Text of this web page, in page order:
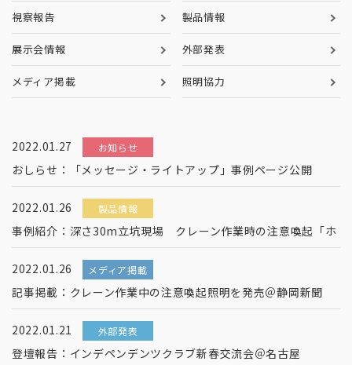
視察報告 製品情報
展示会情報 外部発表
メディア掲載 照明協力
2022.01.27 お知らせ
おしらせ：「メッセージ・ライトアップ」事例ページ公開
2022.01.26 製品情報
事例紹介：深さ30m立坑現場 クレーン作業時の注意喚起「ホ
2022.01.26 メディア掲載
記事掲載：クレーン作業中の注意喚起照明を発売＠静岡新聞
2022.01.21 外部発表
登壇報告：インデペンデンツクラブ新春交流会＠名古屋